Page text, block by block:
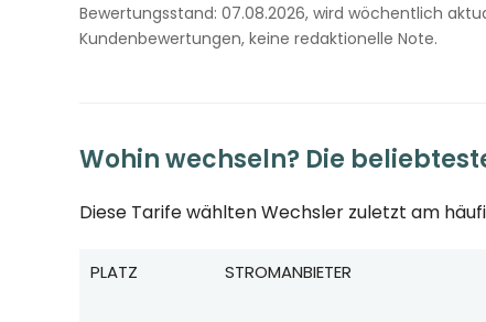
Bewertungsstand: 07.08.2026, wird wöchentlich
Kundenbewertungen, keine redaktionelle Note.
Wohin wechseln? Die
Diese Tarife wählten Wechsler zuletzt am
PLATZ STROMANBIETER